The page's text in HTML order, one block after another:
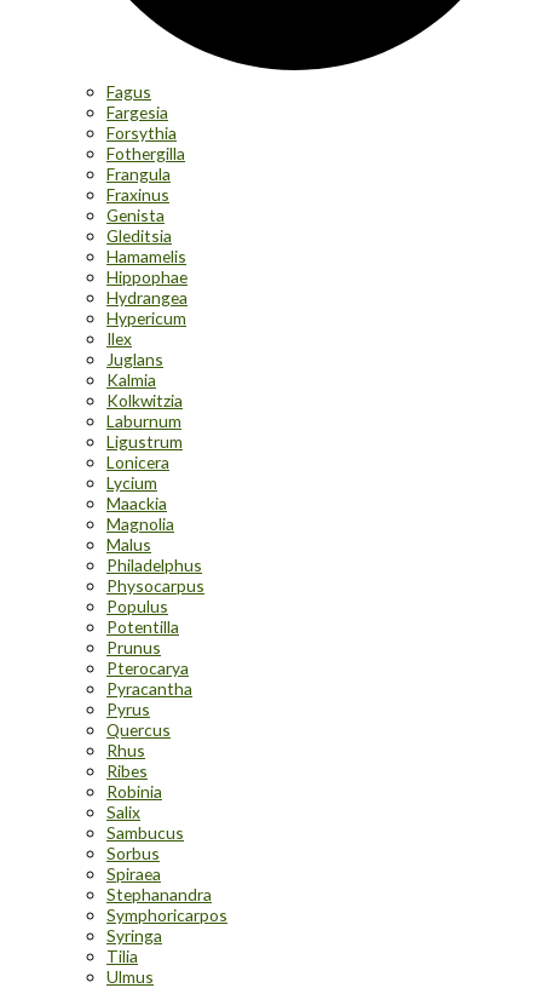
Fagus
Fargesia
Forsythia
Fothergilla
Frangula
Fraxinus
Genista
Gleditsia
Hamamelis
Hippophae
Hydrangea
Hypericum
Ilex
Juglans
Kalmia
Kolkwitzia
Laburnum
Ligustrum
Lonicera
Lycium
Maackia
Magnolia
Malus
Philadelphus
Physocarpus
Populus
Potentilla
Prunus
Pterocarya
Pyracantha
Pyrus
Quercus
Rhus
Ribes
Robinia
Salix
Sambucus
Sorbus
Spiraea
Stephanandra
Symphoricarpos
Syringa
Tilia
Ulmus